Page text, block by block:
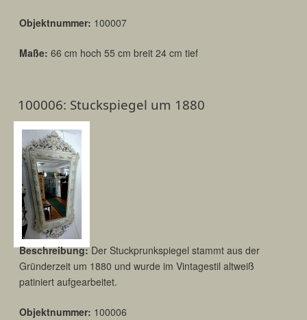
Objektnummer: 100007
Maße: 66 cm hoch 55 cm breit 24 cm tief
100006: Stuckspiegel um 1880
Beschreibung:Der Stuckprunkspiegel stammt aus der
Gründerzeit um 1880 und wurde im Vintagestil altweiß
patiniert aufgearbeitet.
Objektnummer: 100006